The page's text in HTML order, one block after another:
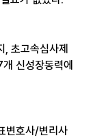
신성장동력에
변호사/변리사